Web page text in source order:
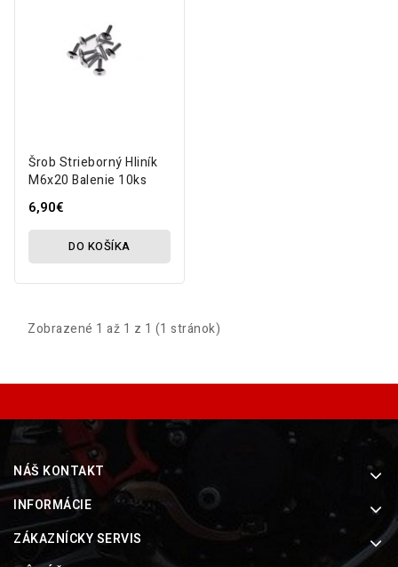
Šrob Strieborný Hliník
M6x20 Balenie 10ks
6,90€
DO KOŠÍKA
Zobrazené 1 až 1 z 1 (1 stránok)
NÁŠ KONTAKT
INFORMÁCIE
ZÁKAZNÍCKY SERVIS